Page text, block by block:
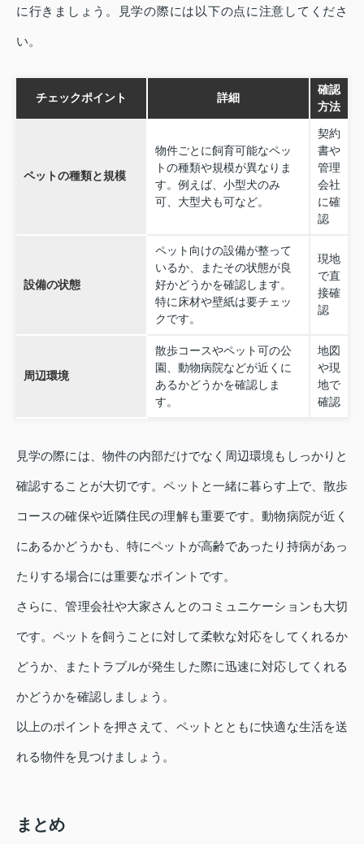
に行きましょう。見学の際には以下の点に注意してくださ
い。
チェックポイント 詳細
確認
方法
ペットの種類と規模
物件ごとに飼育可能なペッ
トの種類や規模が異なりま
す。例えば、小型犬のみ
可、大型犬も可など。
契約
書や
管理
会社
に確
認
設備の状態
ペット向けの設備が整って
いるか、またその状態が良
好かどうかを確認します。
特に床材や壁紙は要チェッ
クです。
現地
で直
接確
認
周辺環境
散歩コースやペット可の公
園、動物病院などが近くに
あるかどうかを確認しま
す。
地図
や現
地で
確認
見学の際には、物件の内部だけでなく周辺環境もしっかりと
確認することが大切です。ペットと一緒に暮らす上で、散歩
コースの確保や近隣住民の理解も重要です。動物病院が近く
にあるかどうかも、特にペットが高齢であったり持病があっ
たりする場合には重要なポイントです。
さらに、管理会社や大家さんとのコミュニケーションも大切
です。ペットを飼うことに対して柔軟な対応をしてくれるか
どうか、またトラブルが発生した際に迅速に対応してくれる
かどうかを確認しましょう。
以上のポイントを押さえて、ペットとともに快適な生活を送
れる物件を見つけましょう。
まとめ